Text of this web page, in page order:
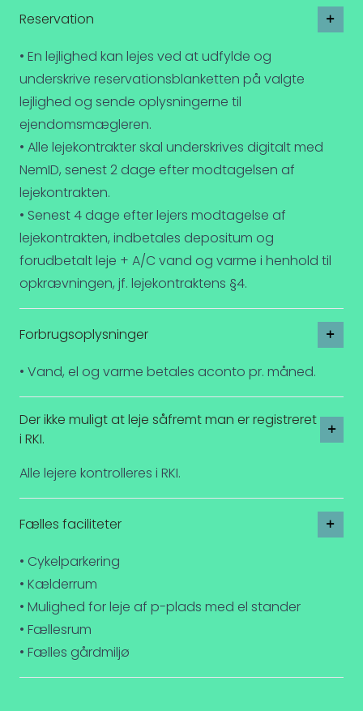
Reservation
• En lejlighed kan lejes ved at udfylde og
underskrive reservationsblanketten på valgte
lejlighed og sende oplysningerne til
ejendomsmægleren.
• Alle lejekontrakter skal underskrives digitalt med
NemID, senest 2 dage efter modtagelsen af
lejekontrakten.
• Senest 4 dage efter lejers modtagelse af
lejekontrakten, indbetales depositum og
forudbetalt leje + A/C vand og varme i henhold til
opkrævningen, jf. lejekontraktens §4.
Forbrugsoplysninger
• Vand, el og varme betales aconto pr. måned.
Der ikke muligt at leje såfremt man er registreret
i RKI.
Alle lejere kontrolleres i RKI.
Fælles faciliteter
• Cykelparkering
• Kælderrum
• Mulighed for leje af p-plads med el stander
• Fællesrum
• Fælles gårdmiljø